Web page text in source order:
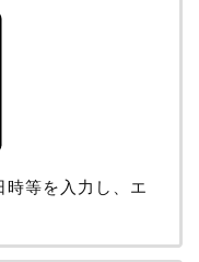
時等を入力し、エ